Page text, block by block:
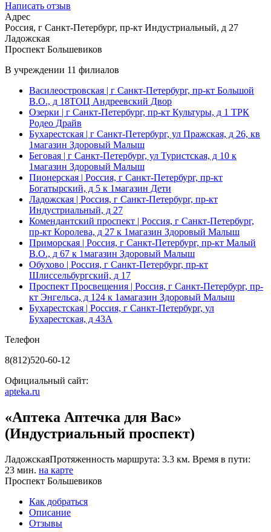
Написать отзыв
Адрес
Россия, г Санкт-Петербург, пр-кт Индустриальный, д 27
Ладожская
Проспект Большевиков
В учреждении 11 филиалов
Василеостровская | г Санкт-Петербург, пр-кт Большой
В.О., д 18ТОЦ Андреевский Двор
Озерки | г Санкт-Петербург, пр-кт Культуры, д 1 ТРК
Родео Драйв
Бухарестская | г Санкт-Петербург, ул Пражская, д 26, кв
1магазин Здоровый Малыш
Беговая | г Санкт-Петербург, ул Туристская, д 10 к
1магазин Здоровый Малыш
Пионерская | Россия, г Санкт-Петербург, пр-кт
Богатырский, д 5 к 1магазин Дети
Ладожская | Россия, г Санкт-Петербург, пр-кт
Индустриальный, д 27
Комендантский проспект | Россия, г Санкт-Петербург,
пр-кт Королева, д 27 к 1магазин Здоровый Малыш
Приморская | Россия, г Санкт-Петербург, пр-кт Малый
В.О., д 67 к 1магазин Здоровый Малыш
Обухово | Россия, г Санкт-Петербург, пр-кт
Шлиссельбургский, д 17
Проспект Просвещения | Россия, г Санкт-Петербург, пр-
кт Энгельса, д 124 к 1амагазин Здоровый Малыш
Бухарестская | Россия, г Санкт-Петербург, ул
Бухарестская, д 43А
Телефон
8(812)520-60-12
Официальный сайт:
apteka.ru
«Аптека Аптечка для Вас»
(Индустриальный проспект)
ЛадожскаяПротяженность маршрута: 3.3 км. Время в пути:
23 мин. на карте
Проспект Большевиков
Как добраться
Описание
Отзывы